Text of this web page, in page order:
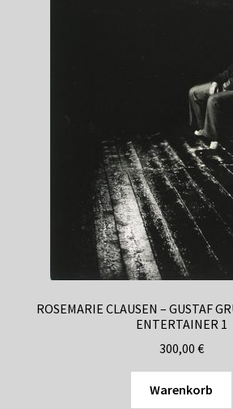
ROSEMARIE CLAUSEN – GUSTAF
ENTERTAINER 1
300,00 €
Warenkorb